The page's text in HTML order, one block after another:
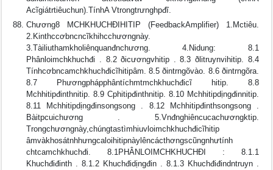
Acĩgiátrtiêuchun).TínhA Vtrongtrưnghpđĩ.
Chương8 MCHKHUCHÐIHITIP (FeedbackAmplifier) 1.Mctiêu.
2.Kinthccơbncncĩkhihcchươngnày.
3.Tàiliuthamkholiênquanđnchương. 4.Nidung: 8.1
Phânloimchkhuchđi . 8.2 ðicươngvhitip . 8.3 ðlitruynvihitip. 8.4
Tínhcơbncamchkhuchđicĩhitipâm. 8.5 ðintrngõvào. 8.6 ðintrngõra.
8.7 Phươngphápphântíchmtmchkhuchđicĩ hitip. 8.8
Mchhitipđinthnitip. 8.9 Cphitipđinthnitip. 8.10 Mchhitipdịngđinnitip.
8.11 Mchhitipdịngđinsongsong . 8.12 Mchhitipđinthsongsong .
Bàitpcuichương . 5.Vnđnghiêncucachươngktip.
Trongchươngnày,chúngtastìmhiuvloimchkhuchđicĩhitip
âmvàkhosátnhhưngcaloihitipnàylêncácthơngscũngnhưtính
chtcamchkhuchđi. 8.1PHÂNLOIMCHKHUCHÐI : 8.1.1
Khuchđiđinth . 8.1.2 Khuchđidịngđin . 8.1.3 Khuchđiđindntruyn .